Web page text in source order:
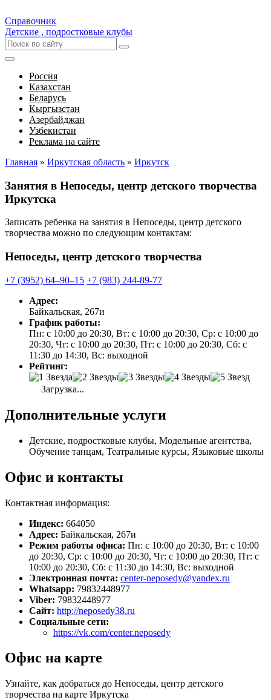
Справочник
Детские , подростковые клубы
Россия
Казахстан
Беларусь
Кыргызстан
Азербайджан
Узбекистан
Реклама на сайте
Главная » Иркутская область » Иркутск
Занятия в Непоседы, центр детского творчества
Иркутска
Записать ребенка на занятия в Непоседы, центр детского
творчества можно по следующим контактам:
Непоседы, центр детского творчества
+7 (3952) 64‒90‒15 +7 (983) 244-89-77
Адрес:
Байкальская, 267и
График работы:
Пн: с 10:00 до 20:30, Вт: с 10:00 до 20:30, Ср: с 10:00 до
20:30, Чт: с 10:00 до 20:30, Пт: с 10:00 до 20:30, Сб: с
11:30 до 14:30, Вс: выходной
Рейтинг:
Загрузка...
Дополнительные услуги
Детские, подростковые клубы, Модельные агентства,
Обучение танцам, Театральные курсы, Языковые школы
Офис и контакты
Контактная информация:
Индекс: 664050
Адрес: Байкальская, 267и
Режим работы офиса: Пн: с 10:00 до 20:30, Вт: с 10:00
до 20:30, Ср: с 10:00 до 20:30, Чт: с 10:00 до 20:30, Пт: с
10:00 до 20:30, Сб: с 11:30 до 14:30, Вс: выходной
Электронная почта: center-neposedy@yandex.ru
Whatsapp: 79832448977
Viber: 79832448977
Сайт: http://neposedy38.ru
Социальные сети:
https://vk.com/center.neposedy
Офис на карте
Узнайте, как добраться до Непоседы, центр детского
творчества на карте Иркутска